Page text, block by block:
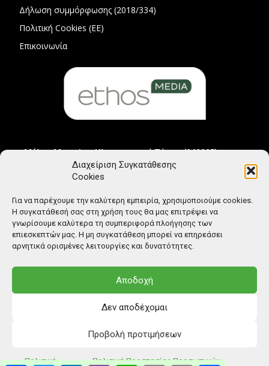
Διαχείριση Συγκατάθεσης
Cookies
Για να παρέχουμε την καλύτερη εμπειρία, χρησιμοποιούμε cookies.
Η συγκατάθεσή σας στη χρήση τους θα μας επιτρέψει να
γνωρίσουμε καλύτερα τη συμπεριφορά πλοήγησης των
επιεσκεπτών μας. Η μη συγκατάθεση μπορεί να επηρεάσει
αρνητικά ορισμένες λειτουργίες και δυνατότητες.
Αποδοχή
Δεν αποδέχομαι
Προβολή προτιμήσεων
Πολιτική Πολιτική Προστασίας Προσωπικών
Δήλωση συμμόρφωσης (2018/334)
Πολιτική Cookies (ΕΕ)
Επικοινωνία
Μέλος Μητρώου Ηλεκτρονικού Τύπου (242225)
© Copyright: Ethos Media S.A.